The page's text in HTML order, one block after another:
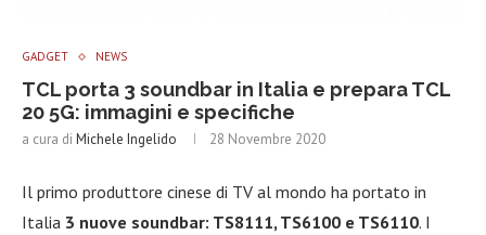
GADGET NEWS
TCL porta 3 soundbar in Italia e prepara TCL
20 5G: immagini e specifiche
a cura di Michele Ingelido 28 Novembre 2020
Il primo produttore cinese di TV al mondo ha portato in
Italia 3 nuove soundbar: TS8111, TS6100 e TS6110. I